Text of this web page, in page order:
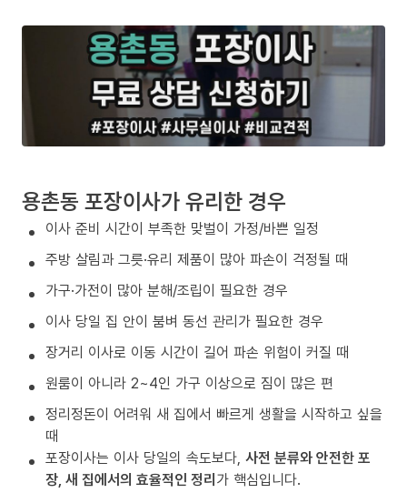
용촌동 포장이사가 유리한 경우
이사 준비 시간이 부족한 맞벌이 가정/바쁜 일정
주방 살림과 그릇·유리 제품이 많아 파손이 걱정될 때
가구·가전이 많아 분해/조립이 필요한 경우
이사 당일 집 안이 붐벼 동선 관리가 필요한 경우
장거리 이사로 이동 시간이 길어 파손 위험이 커질 때
원룸이 아니라 2~4인 가구 이상으로 짐이 많은 편
정리정돈이 어려워 새 집에서 빠르게 생활을 시작하고 싶을
때
포장이사는 이사 당일의 속도보다, 사전 분류와 안전한 포
장, 새 집에서의 효율적인 정리가 핵심입니다.